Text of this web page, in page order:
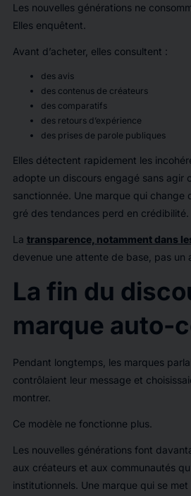
Les nouvelles générations ne
Elles enquêtent.
Avant d’acheter, elles consultent :
des avis
des contenus de créateurs
des comparatifs
des retours d’expérience
des prises de parole publiques
Elles détectent rapidement les
adopte un discours engagé sans agir
sanctionnée. Une marque qui change
gré des tendances perd en crédibilité.
La transparence, notamment dans
devenue une attente de base, pas un
La fin du
marque auto-
Pendant longtemps, les marques
contrôlaient leur message et
montrer.
Ce modèle ne fonctionne plus.
Les nouvelles générations font
aux créateurs et aux communautés
institutionnels. Une marque qui se